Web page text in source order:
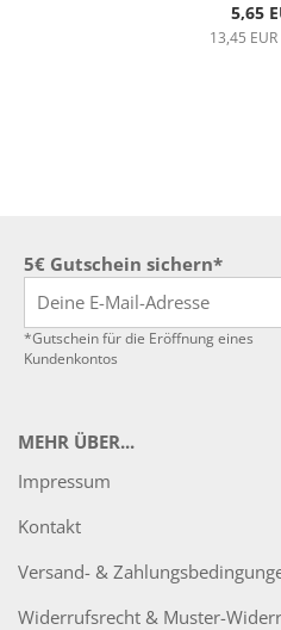
5,65
13,45
5€ Gutschein sichern*
*Gutschein für die Eröffnung eines
Kundenkontos
MEHR ÜBER...
Impressum
Kontakt
Versand- &
Widerrufsrecht & Muster-